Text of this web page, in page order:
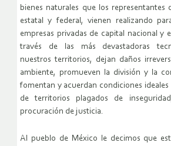
bienes naturales que los representantes
estatal y federal, vienen realizando
empresas privadas de capital nacional y
través de las más devastadoras
nuestros territorios, dejan daños
ambiente, promueven la división y la
fomentan y acuerdan condiciones
de territorios plagados de
procuración de justicia.
Al pueblo de México le decimos que